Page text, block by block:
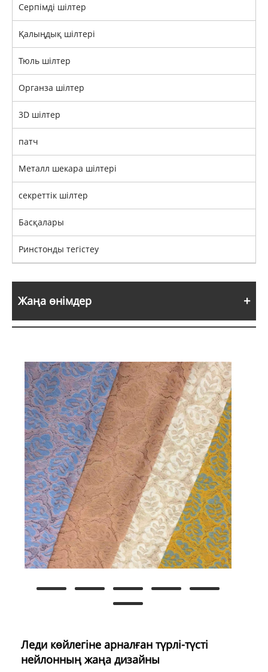
Серпімді шілтер
Қалыңдық шілтері
Тюль шілтер
Органза шілтер
3D шілтер
патч
Металл шекара шілтері
секреттік шілтер
Басқалары
Ринстонды тегістеу
Жаңа өнімдер
Леди көйлегіне арналған түрлі-түсті
нейлонның жаңа дизайны